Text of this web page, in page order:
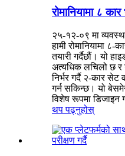
रोमानियामा ८
२५-१२-०९ मा
हामी रोमानियामा
तयारी गर्दैछौं। यो
अत्यधिक लचिलो छ र
निर्भर गर्दै २-कार
गर्न सकिन्छ। यो
विशेष रूपमा डिजाइन
थप पढ्नुहोस्